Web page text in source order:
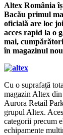
Altex România
Bacău primul
oficială are loc
acces rapid la o
mai,
în magazinul
Cu o suprafață
magazin Altex
Aurora Retail
grupul Altex.
categorii precum
echipamente